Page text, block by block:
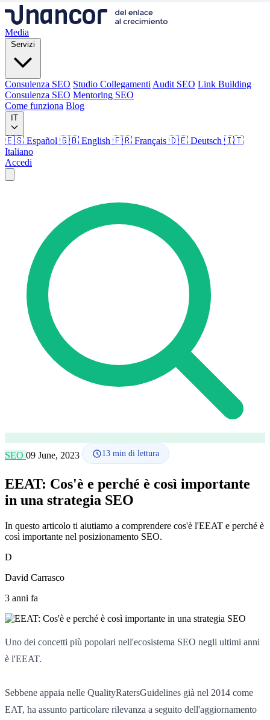
Media
Servizi
Consulenza SEO Studio Collegamenti Audit SEO Link Building
Consulenza SEO Mentoring SEO
Come funziona Blog
IT
🇪🇸 Español 🇬🇧 English 🇫🇷 Français 🇩🇪 Deutsch 🇮🇹
Italiano
Accedi
Consulenza SEO Studio Collegamenti Audit SEO
Consulenza SEO
Come funziona
Lingua
🇪🇸 ES
🇬🇧 EN
Accedi
SEO 09 June, 2023 13 min di lettura
EEAT: Cos'è e perché è così importante
in una strategia SEO
In questo articolo ti aiutiamo a comprendere cos'è l'EEAT e perché è
così importante nel posizionamento SEO.
D
David Carrasco
3 anni fa
Uno dei concetti più popolari nell'ecosistema SEO negli ultimi anni
è l'EEAT.
Sebbene appaia nelle QualityRatersGuidelines già nel 2014 come
EAT, ha assunto particolare rilevanza a seguito dell'aggiornamento